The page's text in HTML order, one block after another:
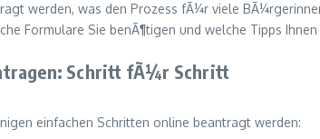
werden, was den Prozess fÃ¼r viele
Formulare Sie benÃ¶tigen und welche Tipps
Schritt fÃ¼r Schritt
einfachen Schritten online beantragt werden: